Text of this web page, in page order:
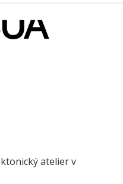
atelier v